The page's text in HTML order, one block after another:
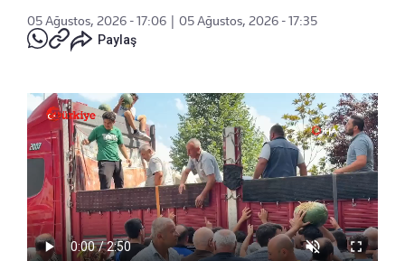
05 Ağustos, 2026 - 17:06
05 Ağustos, 2026 - 17:35
Paylaş